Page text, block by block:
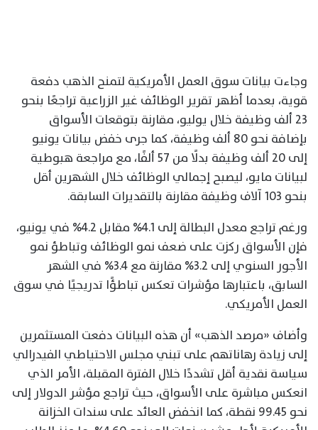
وجاءت بيانات سوق العمل الأمريكية لتمنح الذهب دفعة
قوية، بعدما أظهر تقرير الوظائف غير الزراعية تراجعًا بنحو
23 ألف وظيفة خلال يوليو، مقارنة بتوقعات الأسواق
بإضافة نحو 80 ألف وظيفة، كما جرى خفض بيانات يونيو
إلى 20 ألف وظيفة بدلًا من 57 ألفًا، مع مراجعة هبوطية
لبيانات مايو، ليصبح إجمالي الوظائف خلال الشهرين أقل
بنحو 103 آلاف وظيفة مقارنة بالتقديرات السابقة.
ورغم تراجع معدل البطالة إلى 4.1% مقابل 4.2% في يونيو،
فإن الأسواق ركزت على ضعف نمو الوظائف وتباطؤ نمو
الأجور السنوي إلى 3.2% مقارنة مع 3.4% في الشهر
السابق، باعتبارها مؤشرات تعكس تباطؤًا تدريجيًا في سوق
العمل الأمريكي.
وأضاف «مرصد الذهب» أن هذه البيانات دفعت المستثمرين
إلى زيادة رهاناتهم على تبني مجلس الاحتياطي الفيدرالي
سياسة نقدية أقل تشددًا خلال الفترة المقبلة، الأمر الذي
انعكس مباشرة على الأسواق، حيث تراجع مؤشر الدولار إلى
نحو 99.45 نقطة، كما انخفض العائد على سندات الخزانة